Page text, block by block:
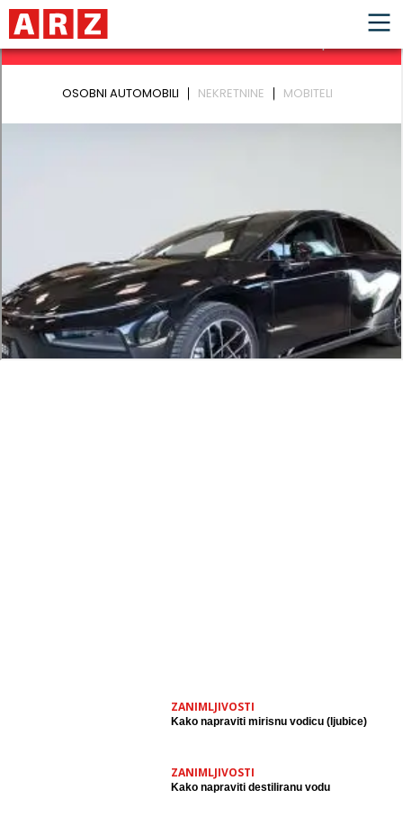
ZANIMLJIVOSTI
Kako napraviti mirisnu vodicu (ljubice)
ZANIMLJIVOSTI
Kako napraviti destiliranu vodu